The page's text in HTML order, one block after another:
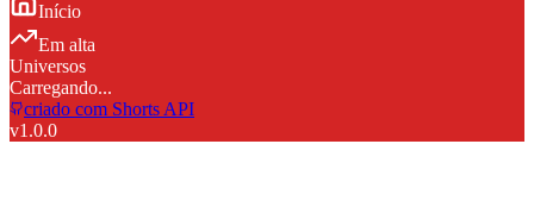
Início
Em alta
Universos
Carregando...
criado com Shorts API
v1.0.0